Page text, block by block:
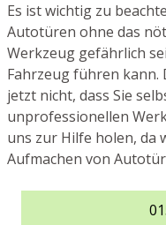
Es ist wichtig zu
Autotüren ohne das
Werkzeug gefährlich
Fahrzeug führen kann.
jetzt nicht, dass Sie
unprofessionellen
uns zur Hilfe holen, da
Aufmachen von